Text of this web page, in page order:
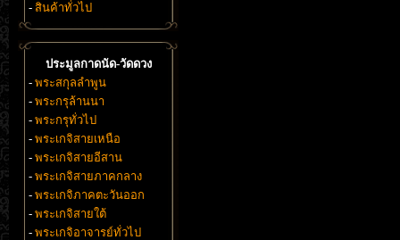
- สินค้าทั่วไป
ประมูลกาดนัด-วัดดวง
- พระสกุลลำพูน
- พระกรุล้านนา
- พระกรุทั่วไป
- พระเกจิสายเหนือ
- พระเกจิสายอีสาน
- พระเกจิสายภาคกลาง
- พระเกจิภาคตะวันออก
- พระเกจิสายใต้
- พระเกจิอาจารย์ทั่วไป